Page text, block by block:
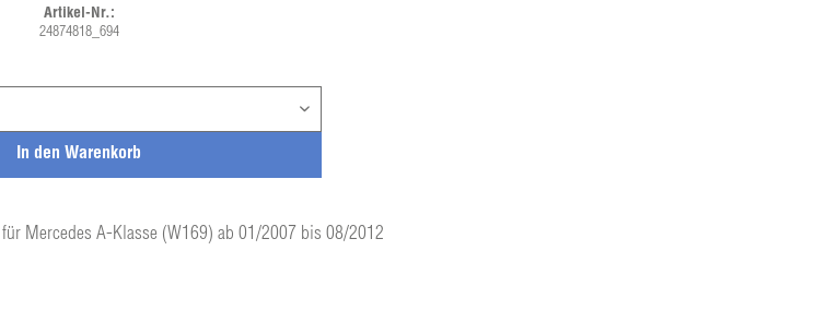
Mercedes A-Klasse (W169) ab 01/2007 bis 08/2012
In den Warenkorb
Artikel-Nr.:
24874818_694